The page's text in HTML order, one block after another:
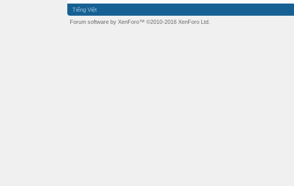
Tiếng Việt
Forum software by XenForo™ ©2010-2016 XenForo Ltd.